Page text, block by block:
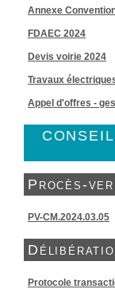
Annexe
FDAEC 2024
Devis voirie 2024
Travaux
Appel d'offres -
Procès-
PV-CM.2024.03.05
Protocole